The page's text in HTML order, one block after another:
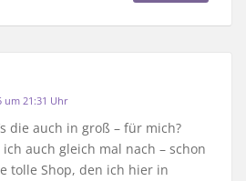
um 21:31 Uhr
die auch in groß – für mich?
ich auch gleich mal nach – schon
tolle Shop, den ich hier in